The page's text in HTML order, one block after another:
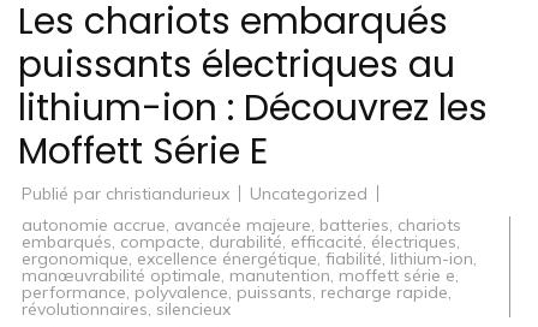
Les chariots embarqués
puissants électriques au
lithium-ion : Découvrez les
Moffett Série E
Publié par christiandurieux
Uncategorized
autonomie accrue, avancée majeure, batteries, chariots
embarqués, compacte, durabilité, efficacité, électriques,
ergonomique, excellence énergétique, fiabilité, lithium-ion,
manœuvrabilité optimale, manutention, moffett série e,
performance, polyvalence, puissants, recharge rapide,
révolutionnaires, silencieux